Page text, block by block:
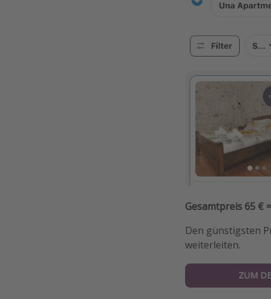
Gesamtpreis 65 €
Den günstigsten
weiterleiten.
ZUM